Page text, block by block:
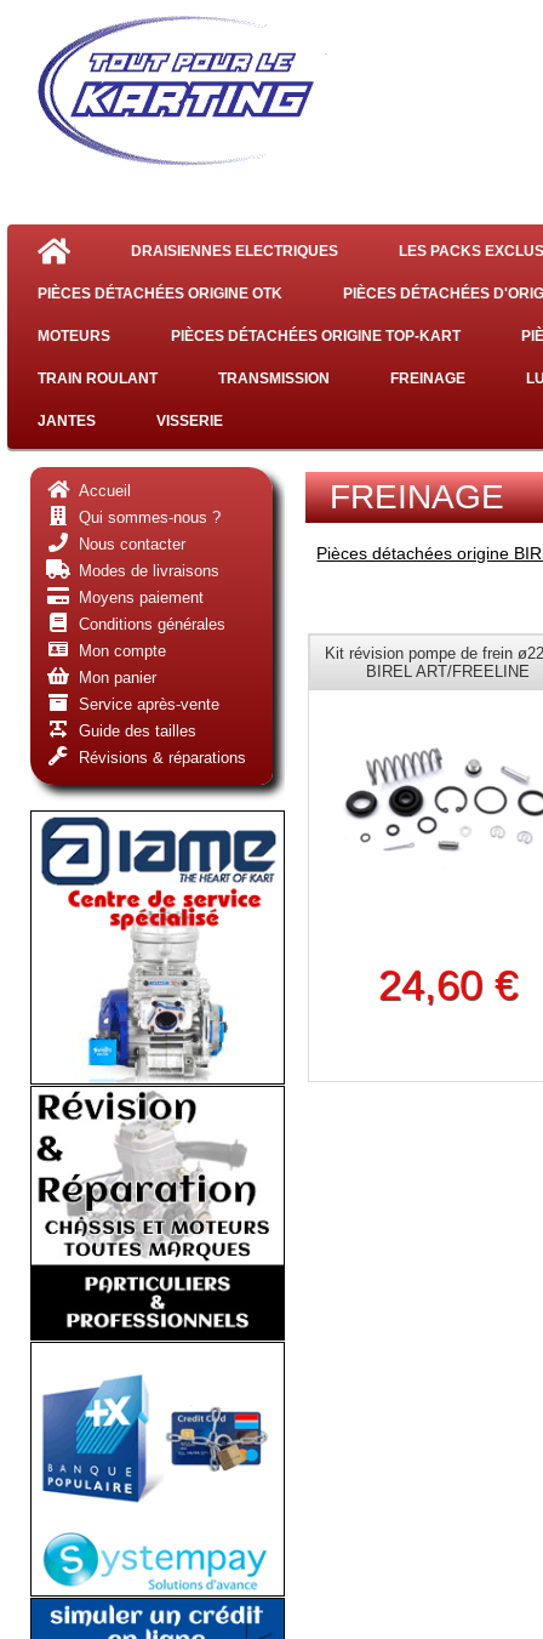
DRAISIENNES ELECTRIQUES LES PACKS
PIÈCES DÉTACHÉES ORIGINE OTK PIÈCES DÉTACHÉES
MOTEURS PIÈCES DÉTACHÉES ORIGINE TOP-KART
TRAIN ROULANT TRANSMISSION FREINAGE
JANTES VISSERIE
Accueil
Qui sommes-nous ?
Nous contacter
Modes de livraisons
Moyens paiement
Conditions générales
Mon compte
Mon panier
Service après-vente
Guide des tailles
Révisions & réparations
FREINAGE
Pièces détachées origine
Kit révision pompe de frein
BIREL ART/FREELINE
24,60 €